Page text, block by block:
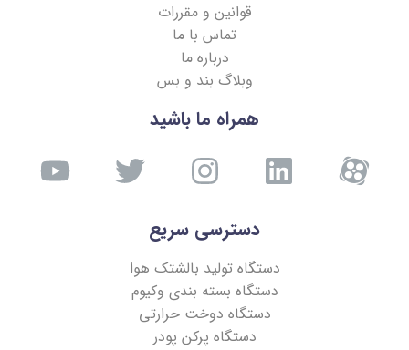
قوانین و مقررات
تماس با ما
درباره ما
وبلاگ بند و بس
همراه ما باشید
دسترسی سریع
دستگاه تولید بالشتک هوا
دستگاه بسته بندی وکیوم
دستگاه دوخت حرارتی
دستگاه پرکن پودر